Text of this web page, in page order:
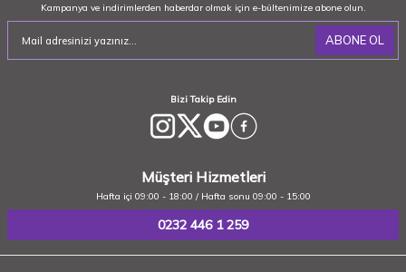
Kampanya ve indirimlerden haberdar olmak için e-bültenimize abone olun.
ABONE OL
Bizi Takip Edin
Müşteri Hizmetleri
Hafta içi 09:00 - 18:00 / Hafta sonu 09:00 - 15:00
0232 446 1 259